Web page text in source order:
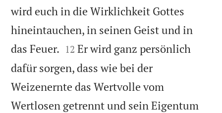
wird euch in die Wirklichkeit Gottes
hineintauchen, in seinen Geist und in
das Feuer. 

12 Er wird ganz persönlich
dafür sorgen, dass wie bei der
Weizenernte das Wertvolle vom
Wertlosen getrennt und sein Eigentum